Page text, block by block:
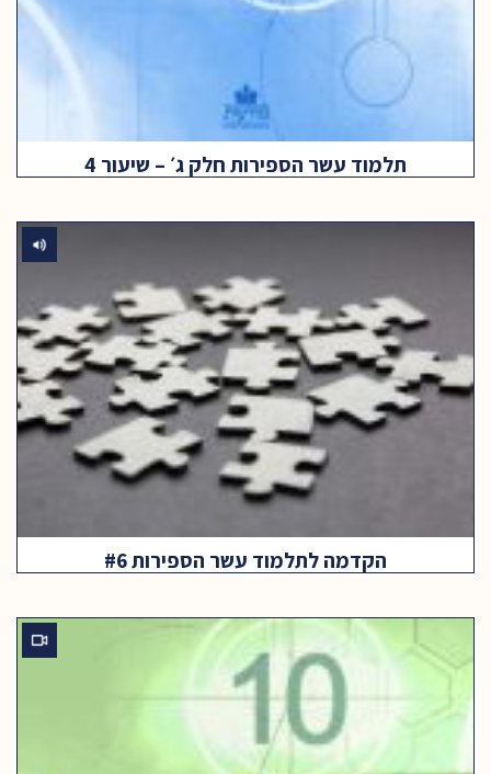
תלמוד עשר הספירות חלק ג׳ – שיעור 4
הקדמה לתלמוד עשר הספירות #6